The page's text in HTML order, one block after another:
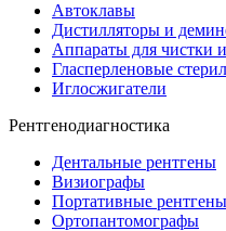
Автоклавы
Дистилляторы и
Аппараты для чистки
Гласперленовые
Иглосжигатели
Рентгенодиагностика
Дентальные рентгены
Визиографы
Портативные рентгены
Ортопантомографы